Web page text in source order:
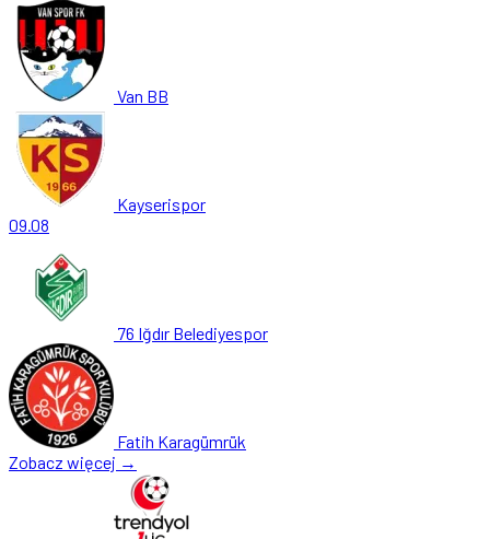
Van BB
Kayserispor
09.08
76 Iğdır Belediyespor
Fatih Karagümrük
Zobacz więcej →